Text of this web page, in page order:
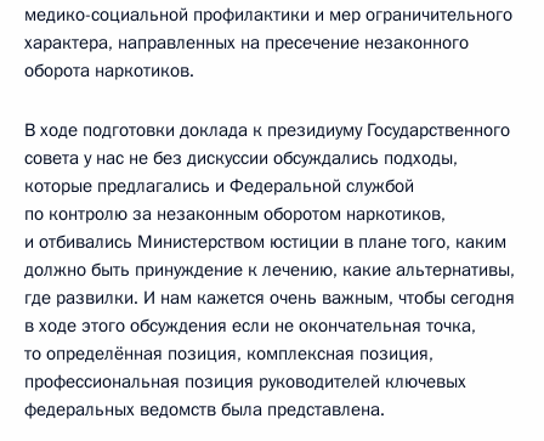
медико-социальной профилактики и мер ограничительного
характера, направленных на пресечение незаконного
оборота наркотиков.
В ходе подготовки доклада к президиуму Государственного
совета у нас не без дискуссии обсуждались подходы,
которые предлагались и Федеральной службой
по контролю за незаконным оборотом наркотиков,
и отбивались Министерством юстиции в плане того, каким
должно быть принуждение к лечению, какие альтернативы,
где развилки. И нам кажется очень важным, чтобы сегодня
в ходе этого обсуждения если не окончательная точка,
то определённая позиция, комплексная позиция,
профессиональная позиция руководителей ключевых
федеральных ведомств была представлена.